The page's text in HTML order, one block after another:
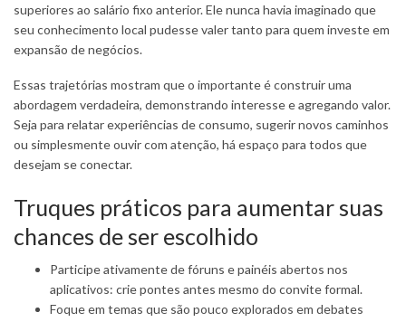
superiores ao salário fixo anterior. Ele nunca havia imaginado que
seu conhecimento local pudesse valer tanto para quem investe em
expansão de negócios.
Essas trajetórias mostram que o importante é construir uma
abordagem verdadeira, demonstrando interesse e agregando valor.
Seja para relatar experiências de consumo, sugerir novos caminhos
ou simplesmente ouvir com atenção, há espaço para todos que
desejam se conectar.
Truques práticos para aumentar suas
chances de ser escolhido
Participe ativamente de fóruns e painéis abertos nos
aplicativos: crie pontes antes mesmo do convite formal.
Foque em temas que são pouco explorados em debates